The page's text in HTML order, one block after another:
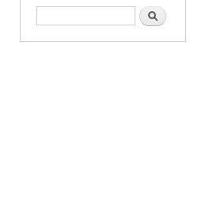
Search form Search